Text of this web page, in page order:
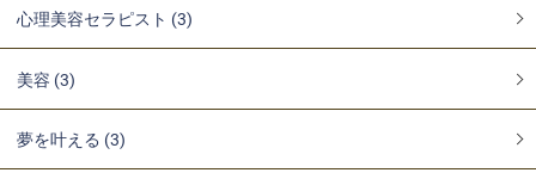
心理美容セラピスト (3)
美容 (3)
夢を叶える (3)